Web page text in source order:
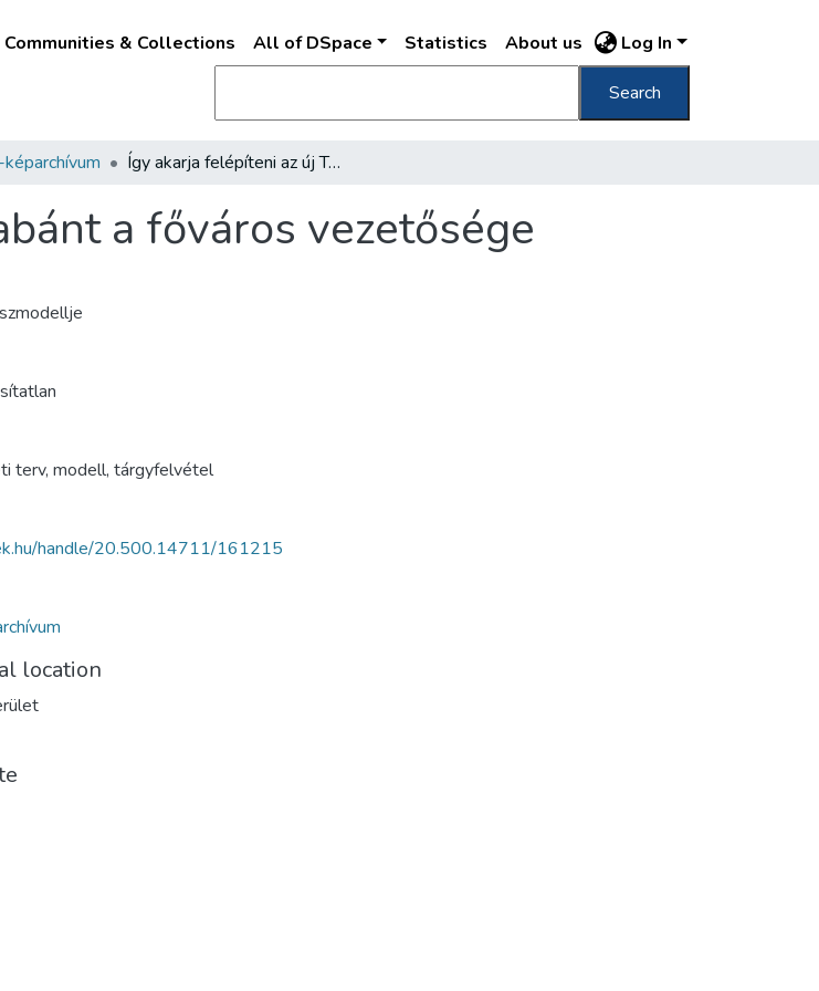
Communities & Collections All of DSpace Statistics About us Log In
Search
Így akarja felépíteni az új Tabánt a főváros vezetősége
a főváros vezetősége
terv, modell, tárgyfelvétel
handle/20.500.14711/161215
location